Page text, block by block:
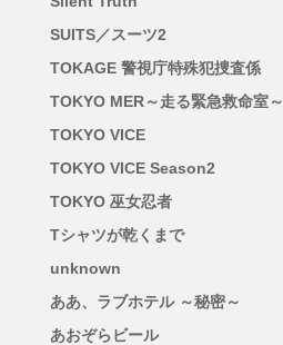
SUITS／スーツ2
TOKAGE 警視庁特殊犯捜査係
TOKYO MER～走る緊急救命室～
TOKYO VICE
TOKYO VICE Season2
TOKYO 巫女忍者
Tシャツが乾くまで
unknown
ああ、ラブホテル ～秘密～
あおぞらビール